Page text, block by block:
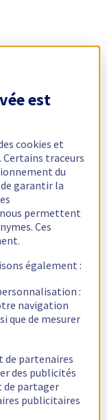
est
cookies et
traceurs
du
garantir la
permettent
Ces
également :
:
navigation
que de mesurer
de partenaires
des publicités
de partager
publicitaires